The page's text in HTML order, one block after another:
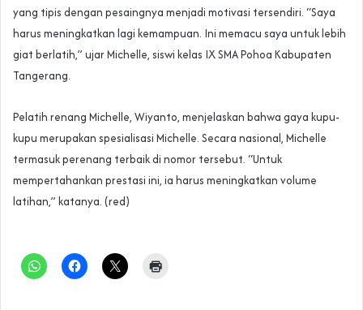
yang tipis dengan pesaingnya menjadi motivasi tersendiri. “Saya
harus meningkatkan lagi kemampuan. Ini memacu saya untuk lebih
giat berlatih,” ujar Michelle, siswi kelas IX SMA Pohoa Kabupaten
Tangerang.
Pelatih renang Michelle, Wiyanto, menjelaskan bahwa gaya kupu-
kupu merupakan spesialisasi Michelle. Secara nasional, Michelle
termasuk perenang terbaik di nomor tersebut. “Untuk
mempertahankan prestasi ini, ia harus meningkatkan volume
latihan,” katanya. (red)